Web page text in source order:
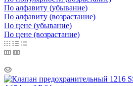
По алфавиту (убывание)
По алфавиту (возрастание)
По цене (убывание)
По цене (возрастание)